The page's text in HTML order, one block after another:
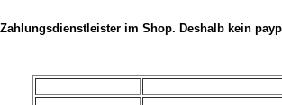
im Shop. Deshalb kein